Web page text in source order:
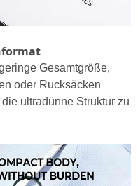
Gesamtgröße,
oder Rucksäcken
ultradünne Struktur zu